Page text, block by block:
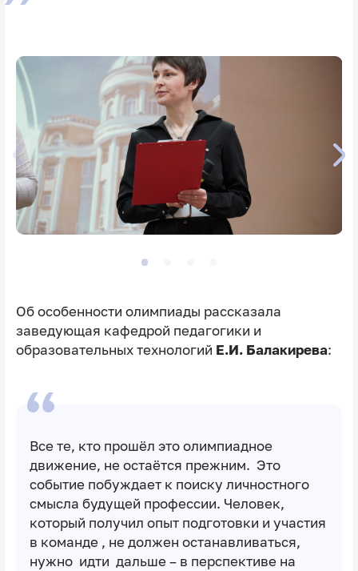
Об особенности олимпиады рассказала
заведующая кафедрой педагогики и
образовательных технологий Е.И. Балакирева:
Все те, кто прошёл это олимпиадное
движение, не остаётся прежним. Это
событие побуждает к поиску личностного
смысла будущей профессии. Человек,
который получил опыт подготовки и участия
в команде , не должен останавливаться,
нужно идти дальше – в перспективе на